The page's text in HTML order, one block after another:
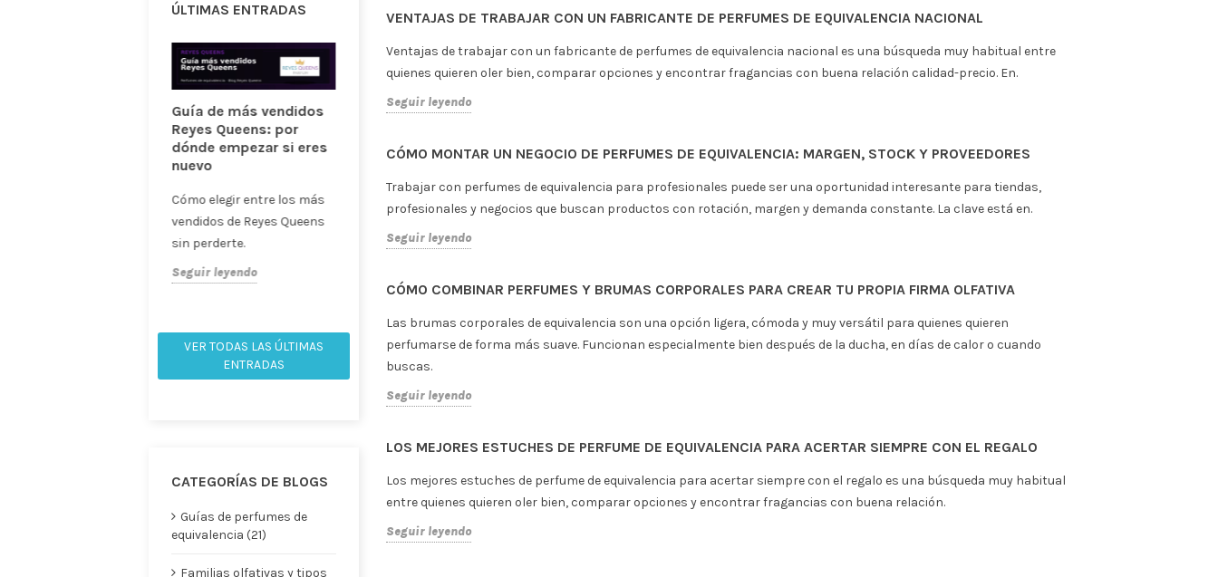
Guías de perfumes de
Familias olfativas y tipos
de producto (26)
Ideas de regalo y uso
diario (24)
mayoristas (9)
VER TODAS LAS
CATEGORÍAS
BUSCAR EN EL BLOG
MENSAJES ARCHIVADOS
Publicado en 2026 (17)
PERFUMES DE EQUIVALENCIA PARA HOMBRE PARA USAR A DIARIO EN LA OFICINA
Perfumes de equivalencia para hombre para usar a diario en la oficina es una búsqueda muy habitual entre quienes
PERFUMES DE EQUIVALENCIA PARA MUJER QUE HUELEN A CARO (PERO NO LO SON)
Perfumes de equivalencia para mujer que huelen a caro (pero no lo son) es una búsqueda muy habitual entre
PERFUMES DE EQUIVALENCIA PARA REGALO POR MENOS DE 20 EUROS
Perfumes de equivalencia para regalo por menos de 20 euros es una búsqueda muy habitual entre quienes quieren
oler bien, comparar opciones y encontrar fragancias con buena relación calidad-precio. En esta guía de Reyes.
Seguir leyendo
BRUMAS CORPORALES: DIFERENCIA CON PERFUME Y CUÁNDO USARLAS
Las brumas corporales de equivalencia son una opción ligera, cómoda y muy versátil para quienes quieren
perfumarse de forma más suave. Funcionan especialmente bien después de la ducha, en días de calor o cuando